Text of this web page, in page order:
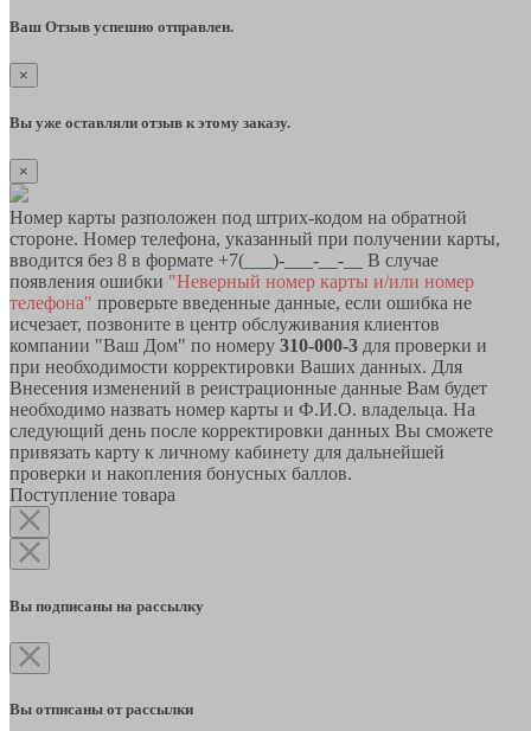
Ваш Отзыв успешно отправлен.
×
Вы уже оставляли отзыв к этому заказу.
×
Номер карты разположен под штрих-кодом на обратной
стороне. Номер телефона, указанный при получении карты,
вводится без 8 в формате +7(___)-___-__-__ В случае
появления ошибки "Неверный номер карты и/или номер
телефона" проверьте введенные данные, если ошибка не
исчезает, позвоните в центр обслуживания клиентов
компании "Ваш Дом" по номеру 310-000-3 для проверки и
при необходимости корректировки Ваших данных. Для
Внесения изменений в реистрационные данные Вам будет
необходимо назвать номер карты и Ф.И.О. владельца. На
следующий день после корректировки данных Вы сможете
привязать карту к личному кабинету для дальнейшей
проверки и накопления бонусных баллов.
Поступление товара
Вы подписаны на рассылку
Вы отписаны от рассылки